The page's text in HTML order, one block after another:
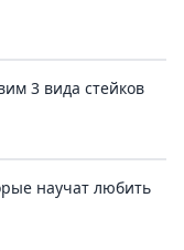
3 вида стейков
научат любить